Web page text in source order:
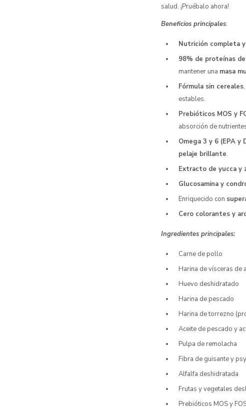
salud. ¡Pruébalo ahora!
Beneficios principales:
Nutrición completa
98% de proteínas
mantener una masa
Fórmula sin cereales
estables.
Prebióticos MOS y
absorción de
Omega 3 y 6 (EPA y
pelaje brillante.
Extracto de yucca y
Glucosamina y
Enriquecido con
Cero colorantes y
Ingredientes principales:
Carne de pollo
Harina de vísceras de
Huevo deshidratado
Harina de pescado
Harina de torrezno
Aceite de pescado y
Pulpa de remolacha
Fibra de guisante y
Alfalfa deshidratada
Frutas y vegetales
Prebióticos MOS y